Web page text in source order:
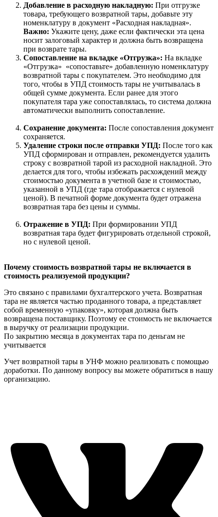
Добавление в расходную накладную: При отгрузке
товара, требующего возвратной тары, добавьте эту
номенклатуру в документ «Расходная накладная».
Важно: Укажите цену, даже если фактически эта цена
носит залоговый характер и должна быть возвращена
при возврате тары.
Сопоставление на вкладке «Отгрузка»: На вкладке
«Отгрузка» «сопоставьте» добавленную номенклатуру
возвратной тары с покупателем. Это необходимо для
того, чтобы в УПД стоимость тары не учитывалась в
общей сумме документа. Если ранее для этого
покупателя тара уже сопоставлялась, то система должна
автоматически выполнить сопоставление.
Сохранение документа: После сопоставления документ
сохраняется.
Удаление строки после отправки УПД: После того как
УПД сформирован и отправлен, рекомендуется удалить
строку с возвратной тарой из расходной накладной. Это
делается для того, чтобы избежать расхождений между
стоимостью документа в учетной базе и стоимостью,
указанной в УПД (где тара отображается с нулевой
ценой). В печатной форме документа будет отражена
возвратная тара без цены и суммы.
Отражение в УПД: При формировании УПД
возвратная тара будет фигурировать отдельной строкой,
но с нулевой ценой.
Почему стоимость возвратной тары не включается в
стоимость реализуемой продукции?
Это связано с правилами бухгалтерского учета. Возвратная
тара не является частью проданного товара, а представляет
собой временную «упаковку», которая должна быть
возвращена поставщику. Поэтому ее стоимость не включается
в выручку от реализации продукции.
По закрытию месяца в документах тара по деньгам не
учитывается
Учет возвратной тары в УНФ можно реализовать с помощью
доработки. По данному вопросу вы можете обратиться в нашу
организацию.